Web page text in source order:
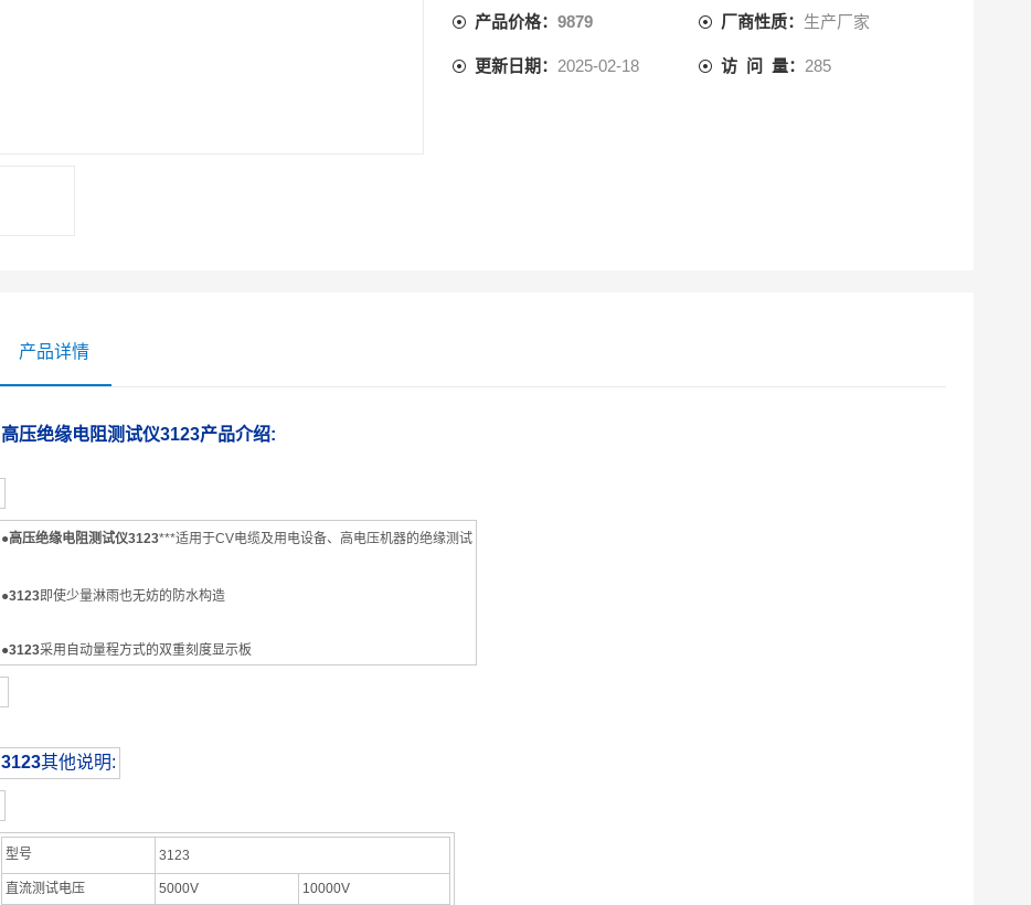
产品价格： 9879 厂商性质： 生产厂家
更新日期： 2025-02-18 访 问 量： 285
产品详情
高压绝缘电阻测试仪3123产品介绍:
●高压绝缘电阻测试仪3123***适用于CV电缆及用电设备、高电压机器的绝缘测试
●3123即使少量淋雨也无妨的防水构造
●3123采用自动量程方式的双重刻度显示板
3123其他说明:
型号 3123
直流测试电压 5000V
10000V